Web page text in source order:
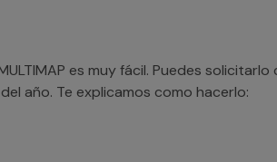
es muy fácil. Puedes
año. Te explicamos como hacerlo: